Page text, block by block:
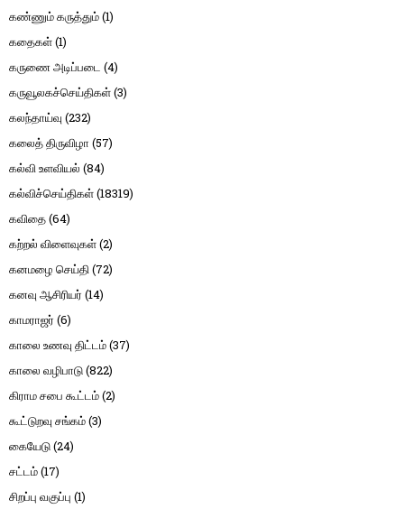
கண்ணும் கருத்தும்(1)
கதைகள்(1)
கருணை அடிப்படை (4)
கருவூலகச்செய்திகள்(3)
கலந்தாய்வு (232)
கலைத் திருவிழா (57)
கல்வி உளவியல் (84)
கல்விச்செய்திகள்(18319)
கவிதை(64)
கற்றல் விளைவுகள்(2)
கனமழை செய்தி(72)
கனவு ஆசிரியர் (14)
காமராஜர் (6)
காலை உணவு திட்டம்(37)
காலை வழிபாடு(822)
கிராம சபை கூட்டம்(2)
கூட்டுறவு சங்கம்(3)
கையேடு(24)
சட்டம்(17)
சிறப்பு வகுப்பு (1)